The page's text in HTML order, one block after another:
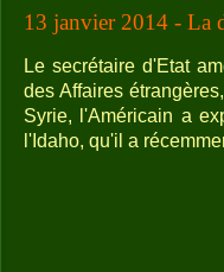
13 janvier 2014 - La
Le secrétaire d'Etat
des Affaires
Syrie, l'Américain a
l'Idaho, qu'il a